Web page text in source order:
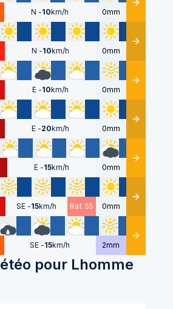
N -10km/h 0mm Détails
N -10km/h 0mm Détails
E -10km/h 0mm Détails
E -20km/h 0mm Détails
E -15km/h 0mm Détails
SE -15km/h Raf. 55 0mm Détails
SE -15km/h 2mm Détails
pour Lhomme